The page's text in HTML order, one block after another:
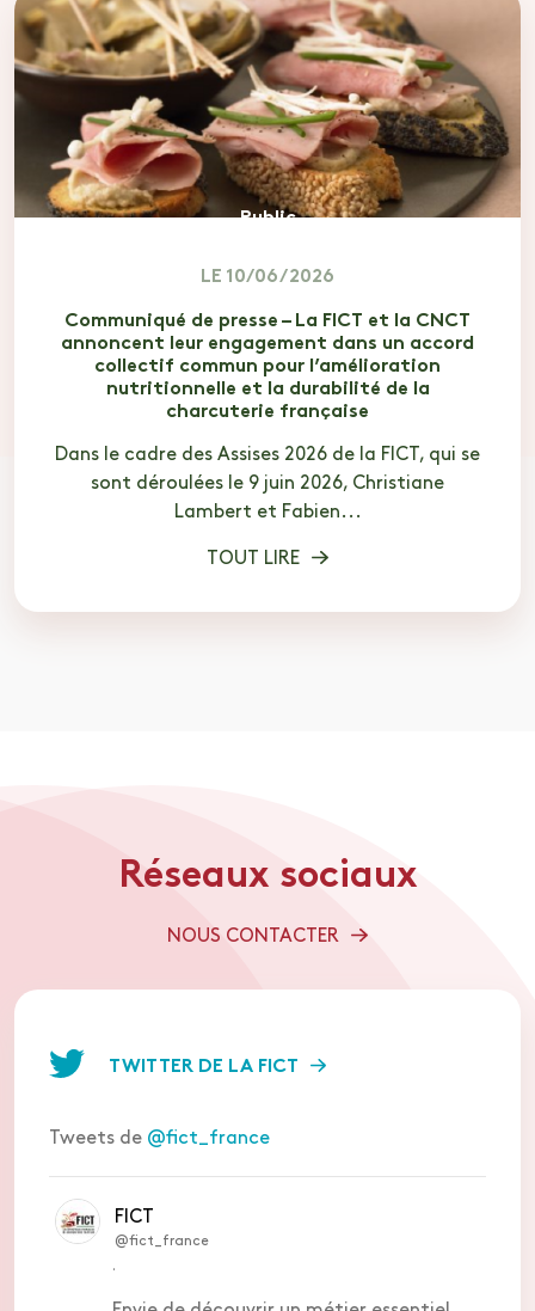
Public
LE 10/06/2026
Communiqué de presse – La FICT et la CNCT
annoncent leur engagement dans un accord
collectif commun pour l’amélioration
nutritionnelle et la durabilité de la
charcuterie française
Dans le cadre des Assises 2026 de la FICT, qui se
sont déroulées le 9 juin 2026, Christiane
Lambert et Fabien...
TOUT LIRE
Réseaux sociaux
NOUS CONTACTER
TWITTER DE LA FICT
Tweets de @fict_france
FICT
@fict_france
·